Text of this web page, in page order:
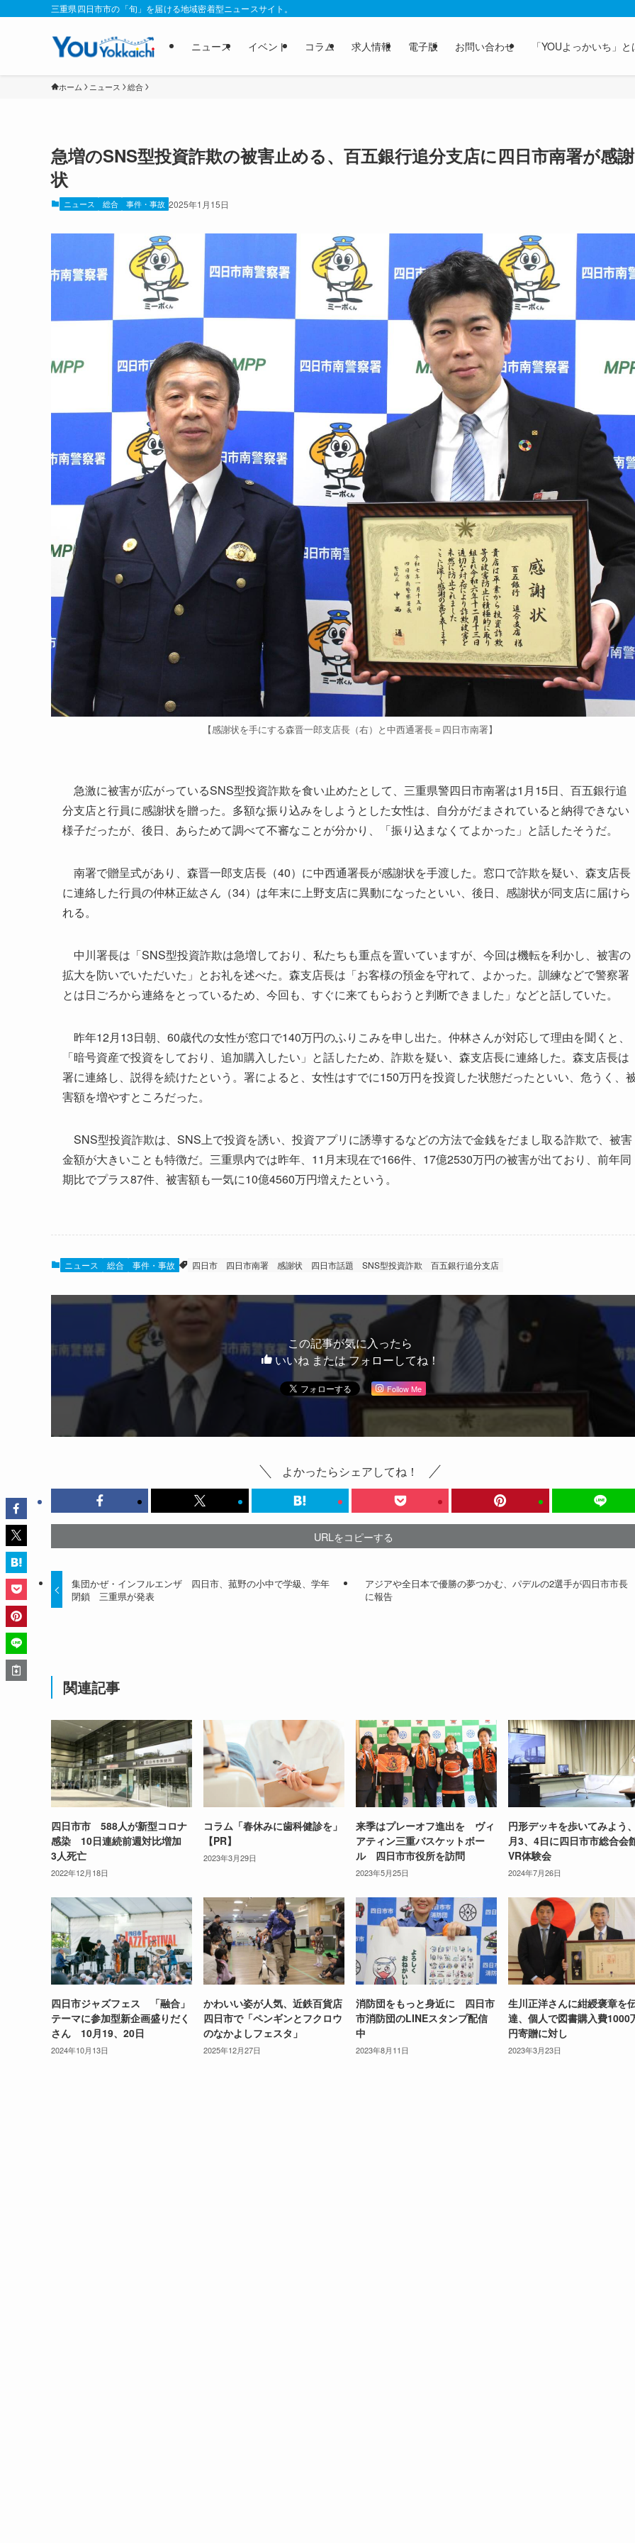
三重県四日市市の「旬」を届ける地域密着型ニュースサイト。
ニュース イベント コラム 求人情報 電子版 お問い合わせ 「YOUよっかいち」と
ホーム ニュース 総合
急増のSNS型投資詐欺の被害止める、百五銀行追分支店に四日市南署が感謝
状
ニュース 総合 事件・事故 2025年1月15日
【感謝状を手にする森晋一郎支店長（右）と中西通署長＝四日市南署】
急激に被害が広がっているSNS型投資詐欺を食い止めたとして、三重県警四日市南署は1月15日、百五銀行追
分支店と行員に感謝状を贈った。多額な振り込みをしようとした女性は、自分がだまされていると納得できない
様子だったが、後日、あらためて調べて不審なことが分かり、「振り込まなくてよかった」と話したそうだ。
南署で贈呈式があり、森晋一郎支店長（40）に中西通署長が感謝状を手渡した。窓口で詐欺を疑い、森支店長
に連絡した行員の仲林正紘さん（34）は年末に上野支店に異動になったといい、後日、感謝状が同支店に届けら
れる。
中川署長は「SNS型投資詐欺は急増しており、私たちも重点を置いていますが、今回は機転を利かし、被害の
拡大を防いでいただいた」とお礼を述べた。森支店長は「お客様の預金を守れて、よかった。訓練などで警察署
とは日ごろから連絡をとっているため、今回も、すぐに来てもらおうと判断できました」などと話していた。
昨年12月13日朝、60歳代の女性が窓口で140万円のふりこみを申し出た。仲林さんが対応して理由を聞くと、
「暗号資産で投資をしており、追加購入したい」と話したため、詐欺を疑い、森支店長に連絡した。森支店長は
署に連絡し、説得を続けたという。署によると、女性はすでに150万円を投資した状態だったといい、危うく、
害額を増やすところだった。
SNS型投資詐欺は、SNS上で投資を誘い、投資アプリに誘導するなどの方法で金銭をだまし取る詐欺で、被害
金額が大きいことも特徴だ。三重県内では昨年、11月末現在で166件、17億2530万円の被害が出ており、前年同
期比でプラス87件、被害額も一気に10億4560万円増えたという。
ニュース 総合 事件・事故 四日市 四日市南署 感謝状 四日市話題 SNS型投資詐欺 百五銀行追分支店
この記事が気に入ったら
いいね または フォローしてね！
Follow Me
よかったらシェアしてね！
URLをコピーする
集団かぜ・インフルエンザ 四日市、菰野の小中で学級、学年
閉鎖 三重県が発表
アジアや全日本で優勝の夢つかむ、パデルの2選手が四日市市長
に報告
関連記事
四日市市 588人が新型コロナ
感染 10日連続前週対比増加
3人死亡
2022年12月18日
コラム「春休みに歯科健診を」
【PR】
2023年3月29日
来季はプレーオフ進出を ヴィ
アティン三重バスケットボー
ル 四日市市役所を訪問
2023年5月25日
円形デッキを歩いてみよう
月3、4日に四日市市総合会
VR体験会
2024年7月26日
四日市ジャズフェス 「融合」
テーマに参加型新企画盛りだく
さん 10月19、20日
2024年10月13日
かわいい姿が人気、近鉄百貨店
四日市で「ペンギンとフクロウ
のなかよしフェスタ」
2025年12月27日
消防団をもっと身近に 四日市
市消防団のLINEスタンプ配信
中
2023年8月11日
生川正洋さんに紺綬褒章を
達、個人で図書購入費1000
円寄贈に対し
2023年3月23日